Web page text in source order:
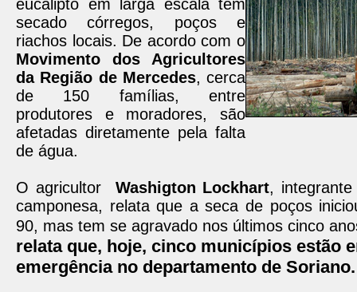
eucalipto em larga escala têm
secado córregos, poços e
riachos locais. De acordo com o
Movimento dos Agricultores
da Região de Mercedes, cerca
de 150 famílias, entre
produtores e moradores, são
afetadas diretamente pela falta
de água.
O agricultor Washigton Lockhart,
camponesa, relata que a seca de poços
90, mas tem se agravado nos últimos cinco
relata que, hoje, cinco municípios estão
emergência no departamento de Soriano.